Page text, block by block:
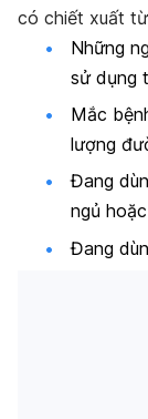
có chiết xuất
Những
sử dụng
Mắc
lượng
Đang
ngủ
Đang